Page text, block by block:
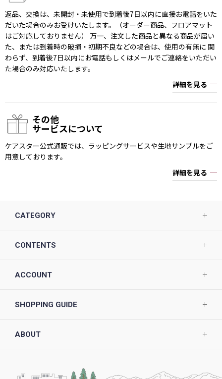
返品、交換は、未開封・未使用で到着後7日以内に直接お電話をいた
だいた場合のみお受けいたします。（オーダー商品、フロアマット
はご対応しておりません） 万一、注文した商品と異なる商品が届い
た、または到着時の破損・初期不良などの場合は、使用の有無に 関
わらず、到着後7日以内にお電話もしくはメールでご連絡をいただい
た場合のみ対応いたします。
詳細を見る
その他
サービスについて
ケアスター公式通販では、ラッピングサービスや生地サンプルをご
用意しております。
詳細を見る
CATEGORY
CONTENTS
ACCOUNT
SHOPPING GUIDE
ABOUT